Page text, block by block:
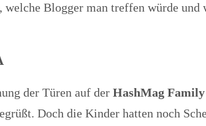
welche Blogger man treffen würde und
der Türen auf der HashMag
Doch die Kinder hatten noch